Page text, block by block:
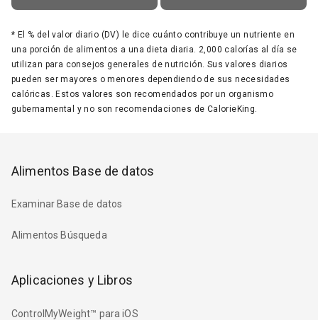
* El % del valor diario (DV) le dice cuánto contribuye un nutriente en
una porción de alimentos a una dieta diaria. 2,000 calorías al día se
utilizan para consejos generales de nutrición. Sus valores diarios
pueden ser mayores o menores dependiendo de sus necesidades
calóricas. Estos valores son recomendados por un organismo
gubernamental y no son recomendaciones de CalorieKing.
Alimentos Base de datos
Examinar Base de datos
Alimentos Búsqueda
Aplicaciones y Libros
ControlMyWeight™ para iOS